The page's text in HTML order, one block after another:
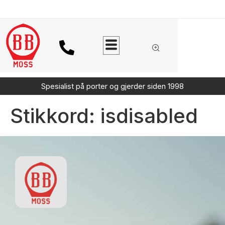
Spesialist på porter og gjerder siden 1998
Stikkord: isdisabled